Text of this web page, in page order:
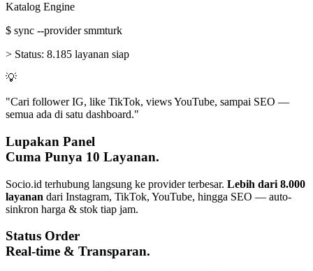
Katalog Engine
$ sync --provider smmturk
> Status: 8.185 layanan siap
💡
"Cari follower IG, like TikTok, views YouTube, sampai SEO —
semua ada di satu dashboard."
Lupakan Panel
Cuma Punya 10 Layanan.
Socio.id terhubung langsung ke provider terbesar. Lebih dari 8.000
layanan dari Instagram, TikTok, YouTube, hingga SEO — auto-
sinkron harga & stok tiap jam.
Status Order
Real-time & Transparan.